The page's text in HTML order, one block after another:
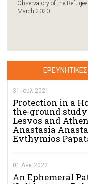
Observatory of the
March 2020
31 Ιουλ 2021
Protection in a
the-ground
Lesvos and
Anastasia
Evthymios
01 Δεκ 2022
An Ephemeral